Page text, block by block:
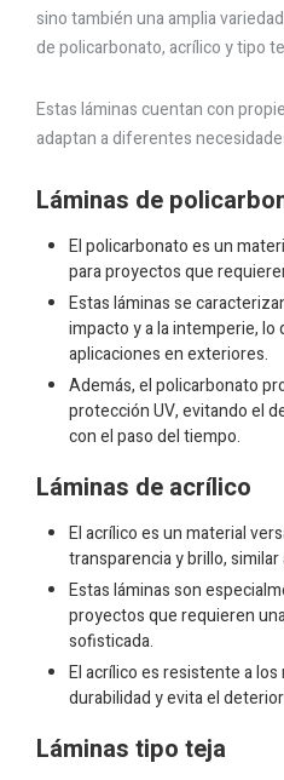
sino también una amplia
de policarbonato, acrílico y tipo
Estas láminas cuentan con
adaptan a diferentes
Láminas de
El policarbonato es un
para proyectos que
Estas láminas se
impacto y a la intemperie, lo
aplicaciones en exteriores.
Además, el policarbonato
protección UV, evitando el
con el paso del tiempo.
Láminas de acrílico
El acrílico es un material
transparencia y brillo, similar
Estas láminas son
proyectos que requieren
sofisticada.
El acrílico es resistente a
durabilidad y evita el
Láminas tipo teja